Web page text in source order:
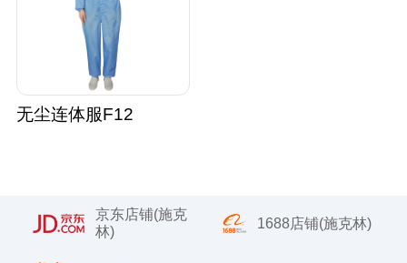
无尘连体服F12
京东店铺(施克
林)
1688店铺(施克林)